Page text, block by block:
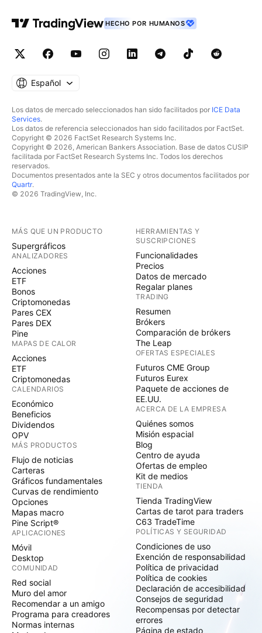
HECHO POR HUMANOS
Español
Los datos de mercado seleccionados han sido facilitados por ICE Data
Services.
Los datos de referencia seleccionados han sido facilitados por FactSet.
Copyright © 2026 FactSet Research Systems Inc.
Copyright © 2026, American Bankers Association. Base de datos CUSIP
facilitada por FactSet Research Systems Inc. Todos los derechos
reservados.
Documentos presentados ante la SEC y otros documentos facilitados por
Quartr.
© 2026 TradingView, Inc.
MÁS QUE UN PRODUCTO
Supergráficos
ANALIZADORES
Acciones
ETF
Bonos
Criptomonedas
Pares CEX
Pares DEX
Pine
MAPAS DE CALOR
Acciones
ETF
Criptomonedas
CALENDARIOS
Económico
Beneficios
Dividendos
OPV
MÁS PRODUCTOS
Flujo de noticias
Carteras
Gráficos fundamentales
Curvas de rendimiento
Opciones
Mapas macro
Pine Script®
APLICACIONES
Móvil
Desktop
COMUNIDAD
Red social
Muro del amor
Recomendar a un amigo
Programa para creadores
Normas internas
HERRAMIENTAS Y
SUSCRIPCIONES
Funcionalidades
Precios
Datos de mercado
Regalar planes
TRADING
Resumen
Brókers
Comparación de brókers
The Leap
OFERTAS ESPECIALES
Futuros CME Group
Futuros Eurex
Paquete de acciones de
EE.UU.
ACERCA DE LA EMPRESA
Quiénes somos
Misión espacial
Blog
Centro de ayuda
Ofertas de empleo
Kit de medios
TIENDA
Tienda TradingView
Cartas de tarot para traders
C63 TradeTime
POLÍTICAS Y SEGURIDAD
Condiciones de uso
Exención de responsabilidad
Política de privacidad
Política de cookies
Declaración de accesibilidad
Consejos de seguridad
Recompensas por detectar
errores
Página de estado